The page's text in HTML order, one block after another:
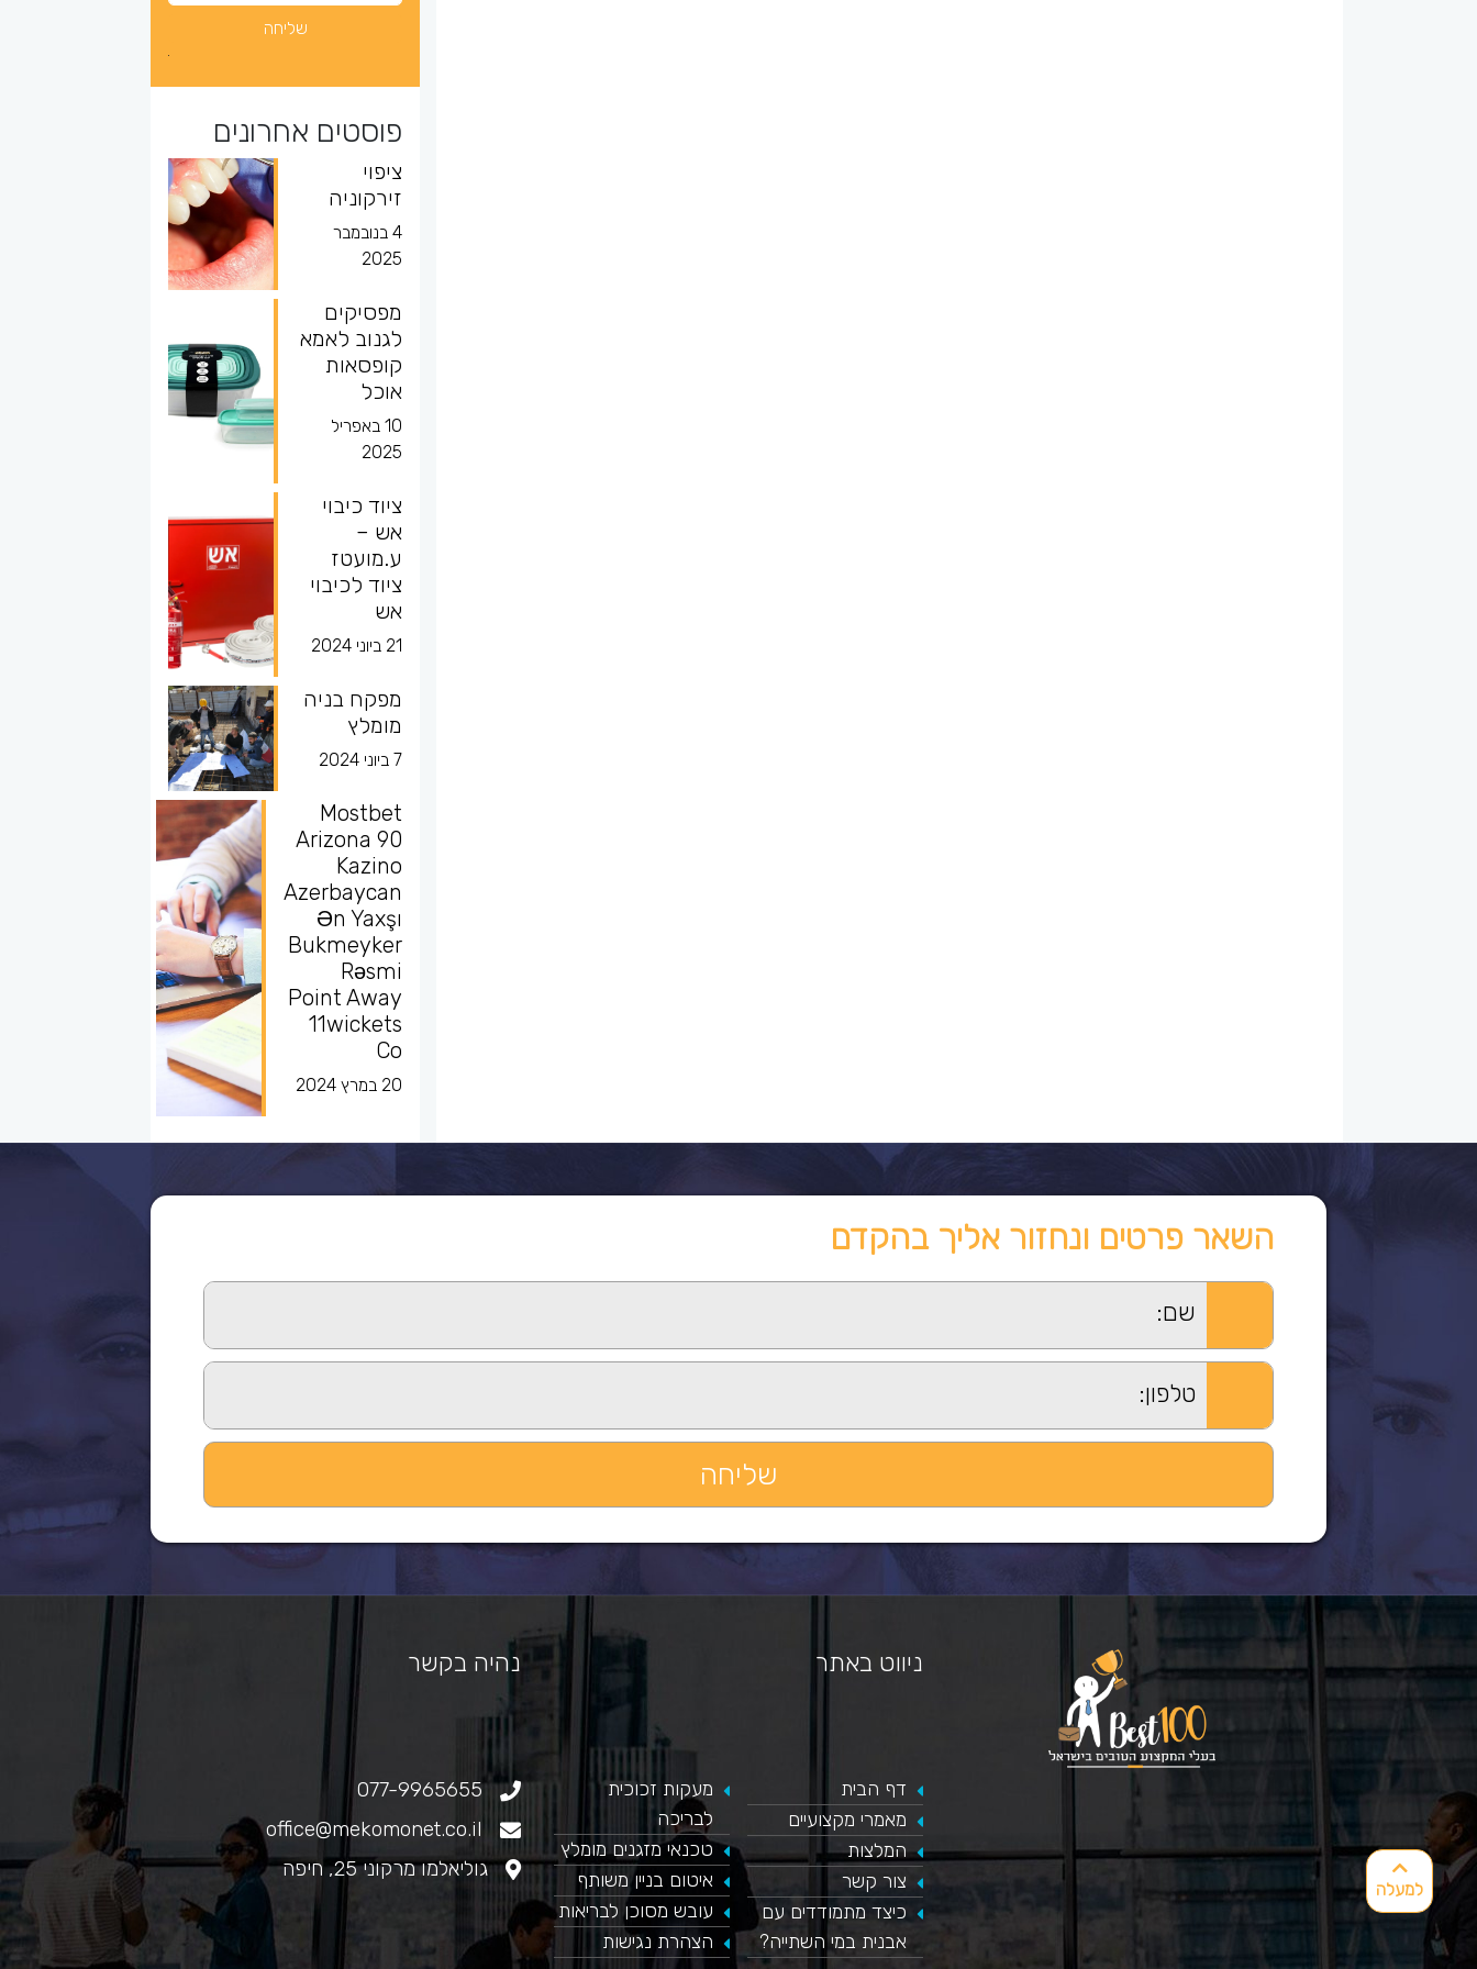
פוסטים אחרונים
ציפוי
זירקוניה
4 בנובמבר
2025
מפסיקים
לגנוב לאמא
קופסאות
אוכל
10 באפריל
2025
ציוד כיבוי
אש –
ע.מועטז
ציוד לכיבוי
אש
21 ביוני 2024
מפקח בניה
מומלץ
7 ביוני 2024
Mostbet
Arizona 90
Kazino
Azerbaycan
Ən Yaxşı
Bukmeyker
Rəsmi
Point Away
11wickets
Co
20 במרץ 2024
למעלה
השאר פרטים ונחזור אליך בהקדם
כאן מופיע חלון פייסבוק, למעבר לפייסבוק לחץ כאן
ניווט באתר
דף הבית
מאמרי מקצועיים
המלצות
צור קשר
כיצד מתמודדים עם
אבנית במי השתייה?
​מעקות זכוכית
לבריכה
טכנאי מזגנים מומלץ
איטום בניין משותף
עובש מסוכן לבריאות
הצהרת נגישות
נהיה בקשר
077-9965655
office@mekomonet.co.il
גוליאלמו מרקוני 25, חיפה